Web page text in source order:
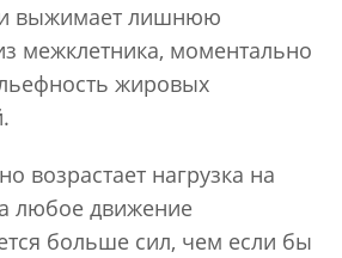
выжимает лишнюю
межклетника, моментально
жировых
возрастает нагрузка на
движение
больше сил, чем если бы